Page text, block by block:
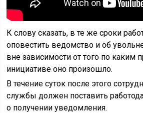
К слову сказать, в те же сроки
оповестить ведомство и об
вне зависимости от того по каким
инициативе оно произошло.
В течение суток после этого
службы должен поставить
о получении уведомления.